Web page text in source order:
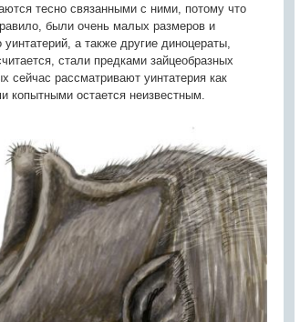
тесно связанными с ними, потому что
были очень малых размеров и
а также другие диноцераты,
стали предками зайцеобразных
рассматривают уинтатерия как
копытными остается неизвестным.